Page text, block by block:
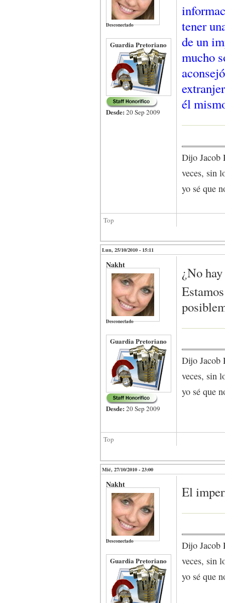
Desconectado
Guardia Pretoriano
Desde: 20 Sep 2009
tener
de un
mucho
él
Dijo Jacob
veces, sin
yo sé que
Top
Lun, 25/10/2010 - 15:11
Nakht
Desconectado
Guardia Pretoriano
Desde: 20 Sep 2009
¿No
Dijo Jacob
veces, sin
yo sé que
Top
Mié, 27/10/2010 - 23:00
Nakht
Desconectado
Guardia Pretoriano
El
Dijo Jacob
veces, sin
yo sé que